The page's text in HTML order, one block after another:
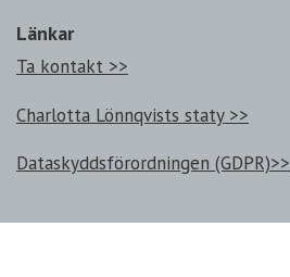
Länkar
Ta kontakt >>
Charlotta Lönnqvists staty >>
Dataskyddsförordningen (GDPR)>>